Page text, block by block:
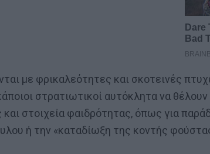
με φρικαλεότητες και σκοτεινές
στρατιωτικοί αυτόκλητα να
στοιχεία φαιδρότητας, όπως για
ή την «καταδίωξη της κοντής